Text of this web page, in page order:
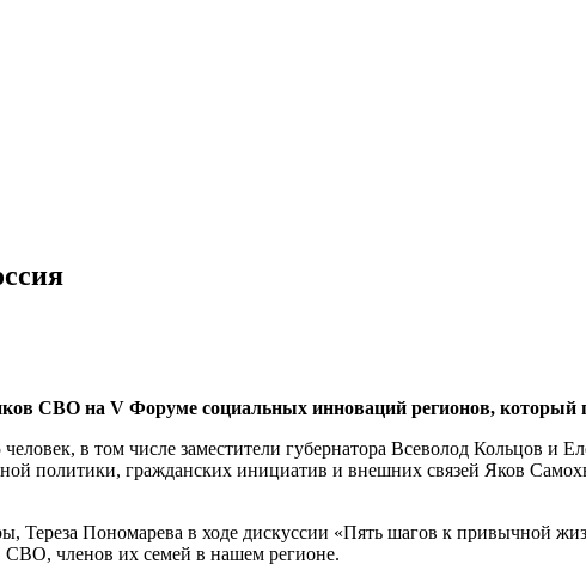
СВО на V Форуме социальных инноваций регионов, который
в том числе заместители губернатора Всеволод Кольцов и
политики, гражданских инициатив и внешних связей Яков
Тереза Пономарева в ходе дискуссии «Пять шагов к привычной
СВО, членов их семей в нашем регионе.